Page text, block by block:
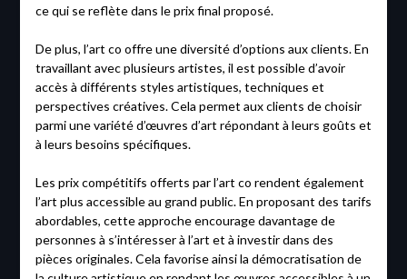
ce qui se reflète dans le prix final proposé.
De plus, l’art co offre une diversité d’options aux clients. En
travaillant avec plusieurs artistes, il est possible d’avoir
accès à différents styles artistiques, techniques et
perspectives créatives. Cela permet aux clients de choisir
parmi une variété d’œuvres d’art répondant à leurs goûts et
à leurs besoins spécifiques.
Les prix compétitifs offerts par l’art co rendent également
l’art plus accessible au grand public. En proposant des tarifs
abordables, cette approche encourage davantage de
personnes à s’intéresser à l’art et à investir dans des
pièces originales. Cela favorise ainsi la démocratisation de